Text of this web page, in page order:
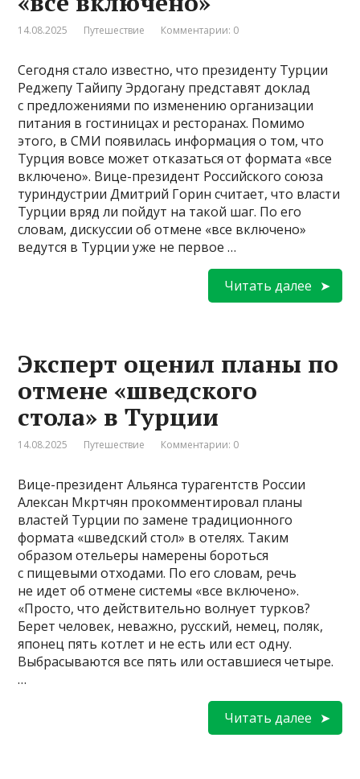
14.08.2025 Путешествие Комментарии: 0
Сегодня стало известно, что президенту Турции
Реджепу Тайипу Эрдогану представят доклад
с предложениями по изменению организации
питания в гостиницах и ресторанах. Помимо
этого, в СМИ появилась информация о том, что
Турция вовсе может отказаться от формата «все
включено». Вице-президент Российского союза
туриндустрии Дмитрий Горин считает, что власти
Турции вряд ли пойдут на такой шаг. По его
словам, дискуссии об отмене «все включено»
ведутся в Турции уже не первое …
Читать далее
Эксперт оценил планы по
отмене «шведского
стола» в Турции
14.08.2025 Путешествие Комментарии: 0
Вице-президент Альянса турагентств России
Алексан Мкртчян прокомментировал планы
властей Турции по замене традиционного
формата «шведский стол» в отелях. Таким
образом отельеры намерены бороться
с пищевыми отходами. По его словам, речь
не идет об отмене системы «все включено».
«Просто, что действительно волнует турков?
Берет человек, неважно, русский, немец, поляк,
японец пять котлет и не есть или ест одну.
Выбрасываются все пять или оставшиеся четыре.
…
Читать далее